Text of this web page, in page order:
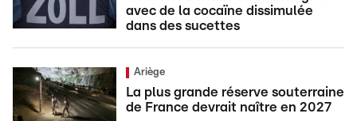
avec de la cocaïne dissimulée
dans des sucettes
Ariège
La plus grande réserve souterraine
de France devrait naître en 2027